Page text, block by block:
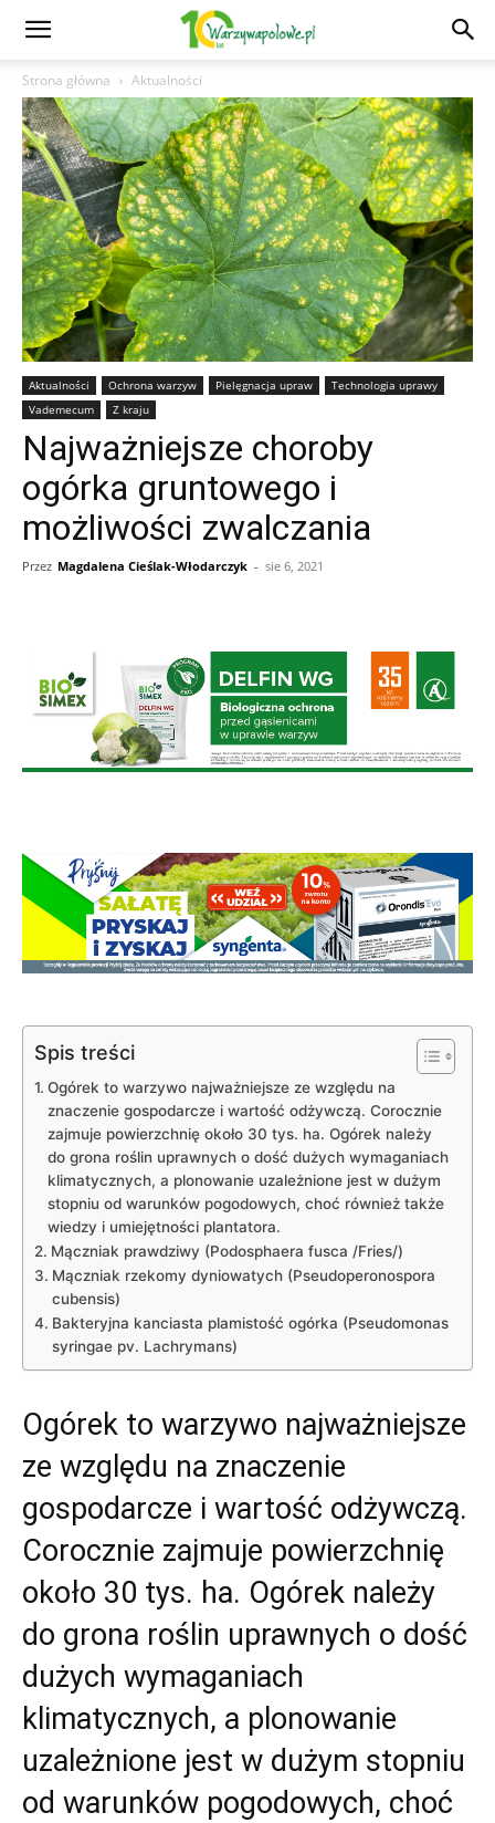
Strona główna Aktualności
Aktualności Ochrona warzyw Pielęgnacja upraw
Technologia uprawy
Vademecum
Z kraju
Najważniejsze choroby
ogórka gruntowego i
możliwości zwalczania
Przez Magdalena Cieślak-Włodarczyk - sie 6, 2021
Spis treści
Ogórek to warzywo najważniejsze ze względu na
znaczenie gospodarcze i wartość odżywczą. Corocznie
zajmuje powierzchnię około 30 tys. ha. Ogórek należy
do grona roślin uprawnych o dość dużych wymaganiach
klimatycznych, a plonowanie uzależnione jest w dużym
stopniu od warunków pogodowych, choć również także
wiedzy i umiejętności plantatora.
Mączniak prawdziwy (Podosphaera fusca /Fries/)
Mączniak rzekomy dyniowatych (Pseudoperonospora
cubensis)
Bakteryjna kanciasta plamistość ogórka (Pseudomonas
syringae pv. Lachrymans)
Ogórek to warzywo najważniejsze
ze względu na znaczenie
gospodarcze i wartość odżywczą.
Corocznie zajmuje powierzchnię
około 30 tys. ha. Ogórek należy
do grona roślin uprawnych o dość
dużych wymaganiach
klimatycznych, a plonowanie
uzależnione jest w dużym stopniu
od warunków pogodowych, choć